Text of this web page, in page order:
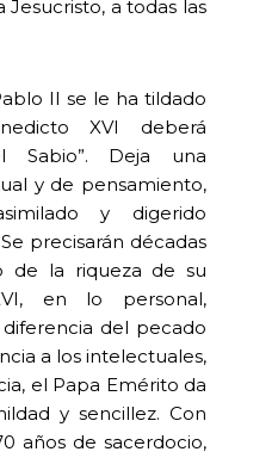
Jesucristo, a todas las
II se le ha tildado
XVI deberá
Sabio”. Deja una
y de pensamiento,
y digerido
precisarán décadas
de la riqueza de su
en lo personal,
del pecado
a los intelectuales,
el Papa Emérito da
y sencillez. Con
años de sacerdocio,